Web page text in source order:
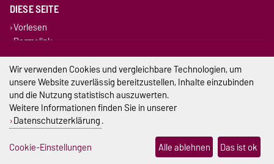
DIESE SEITE
Vorlesen
Permalink
Impressum
Datenschutz
Cookie-Einstellungen
Wir verwenden Cookies und vergleichbare Technologien, um
unsere Website zuverlässig bereitzustellen, Inhalte einzubinden
und die Nutzung statistisch auszuwerten.
Weitere Informationen finden Sie in unserer
Datenschutzerklärung.
Cookie-Einstellungen
Alle ablehnen Das ist ok